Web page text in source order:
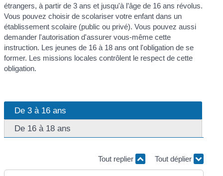
étrangers, à partir de 3 ans et jusqu'à l’âge de 16 ans révolus.
Vous pouvez choisir de scolariser votre enfant dans un
établissement scolaire (public ou privé). Vous pouvez aussi
demander l'autorisation d'assurer vous-même cette
instruction. Les jeunes de 16 à 18 ans ont l'obligation de se
former. Les missions locales contrôlent le respect de cette
obligation.
De 3 à 16 ans
De 16 à 18 ans
Tout replier Tout déplier